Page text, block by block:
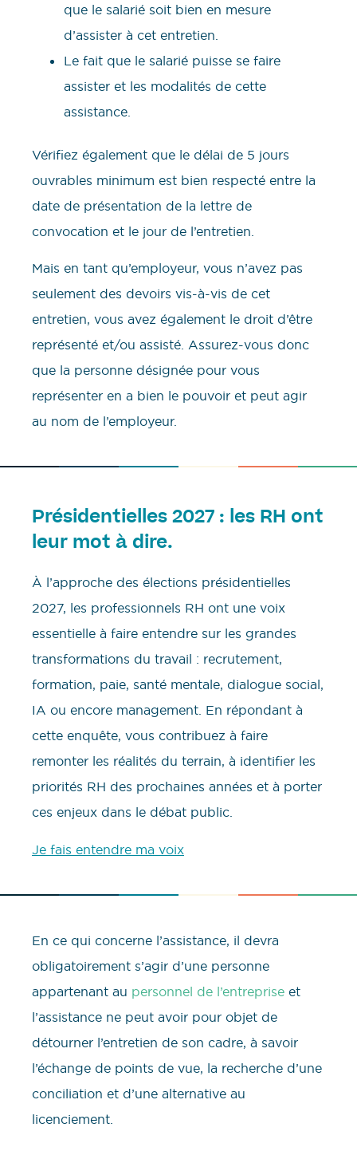
que le salarié soit bien en mesure
d’assister à cet entretien.
Le fait que le salarié puisse se faire
assister et les modalités de cette
assistance.
Vérifiez également que le délai de 5 jours
ouvrables minimum est bien respecté entre la
date de présentation de la lettre de
convocation et le jour de l’entretien.
Mais en tant qu’employeur, vous n’avez pas
seulement des devoirs vis-à-vis de cet
entretien, vous avez également le droit d’être
représenté et/ou assisté. Assurez-vous donc
que la personne désignée pour vous
représenter en a bien le pouvoir et peut agir
au nom de l’employeur.
Présidentielles 2027 : les RH ont
leur mot à dire.
À l’approche des élections présidentielles
2027, les professionnels RH ont une voix
essentielle à faire entendre sur les grandes
transformations du travail : recrutement,
formation, paie, santé mentale, dialogue social,
IA ou encore management. En répondant à
cette enquête, vous contribuez à faire
remonter les réalités du terrain, à identifier les
priorités RH des prochaines années et à porter
ces enjeux dans le débat public.
Je fais entendre ma voix
En ce qui concerne l’assistance, il devra
obligatoirement s’agir d’une personne
appartenant au personnel de l’entreprise et
l’assistance ne peut avoir pour objet de
détourner l’entretien de son cadre, à savoir
l’échange de points de vue, la recherche d’une
conciliation et d’une alternative au
licenciement.